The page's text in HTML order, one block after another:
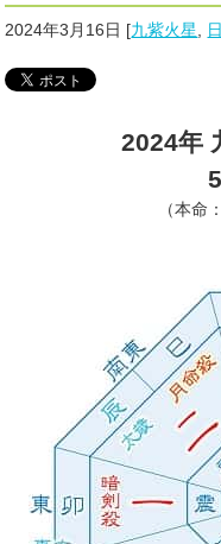
2024年3月16日 [九紫火星
2024年
（本命